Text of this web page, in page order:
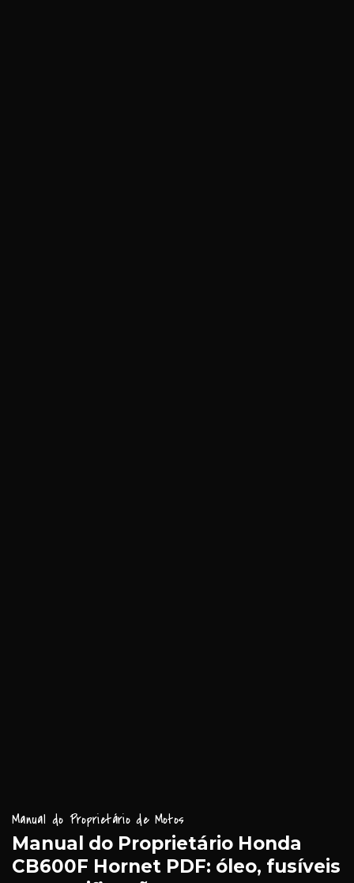
Manual do Proprietário de Motos
Manual do Proprietário Honda
CB600F Hornet PDF: óleo, fusíveis